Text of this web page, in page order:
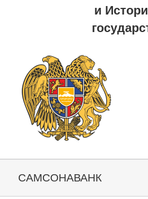
и
САМСОНАВАНК